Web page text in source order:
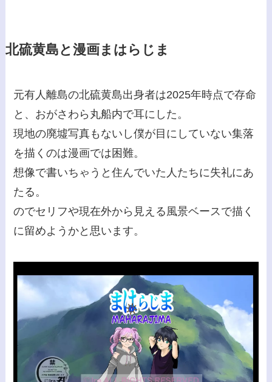
北硫黄島と漫画まはらじま
元有人離島の北硫黄島出身者は2025年時点で存命
と、おがさわら丸船内で耳にした。
現地の廃墟写真もないし僕が目にしていない集落
を描くのは漫画では困難。
想像で書いちゃうと住んでいた人たちに失礼にあ
たる。
のでセリフや現在外から見える風景ベースで描く
に留めようかと思います。